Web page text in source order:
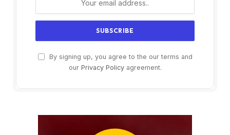
By signing up, you agree to the our terms and
our Privacy Policyagreement.